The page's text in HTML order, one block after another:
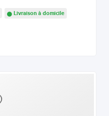
Livraison à domicile